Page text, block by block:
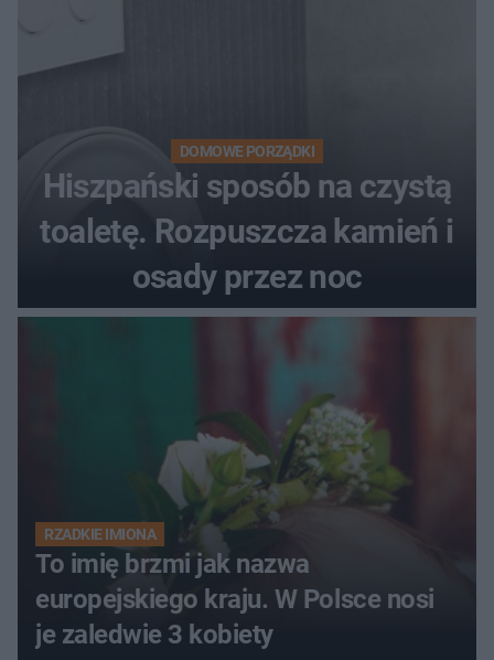
DOMOWE PORZĄDKI
Hiszpański sposób na czystą
toaletę. Rozpuszcza kamień i
osady przez noc
RZADKIE IMIONA
To imię brzmi jak nazwa
europejskiego kraju. W Polsce nosi
je zaledwie 3 kobiety